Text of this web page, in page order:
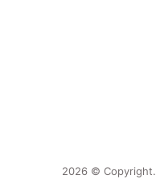
2026 © Copyright.